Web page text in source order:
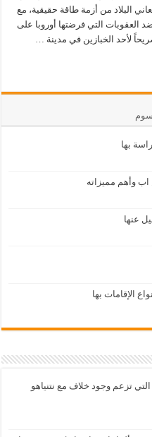
البلاد من أزمة طاقة حقيقية، مع
العقوبات التي فرضتها أوروبا على
بها
وأهم مميزاته
الإقامات بها
التي تزعم وجود خلاف مع نتنياهو